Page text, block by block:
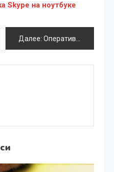
Skype на ноутбуке
ярлыков на Android-планшете
Далее: Оперативная память в смартфоне: всё, что нужно знать